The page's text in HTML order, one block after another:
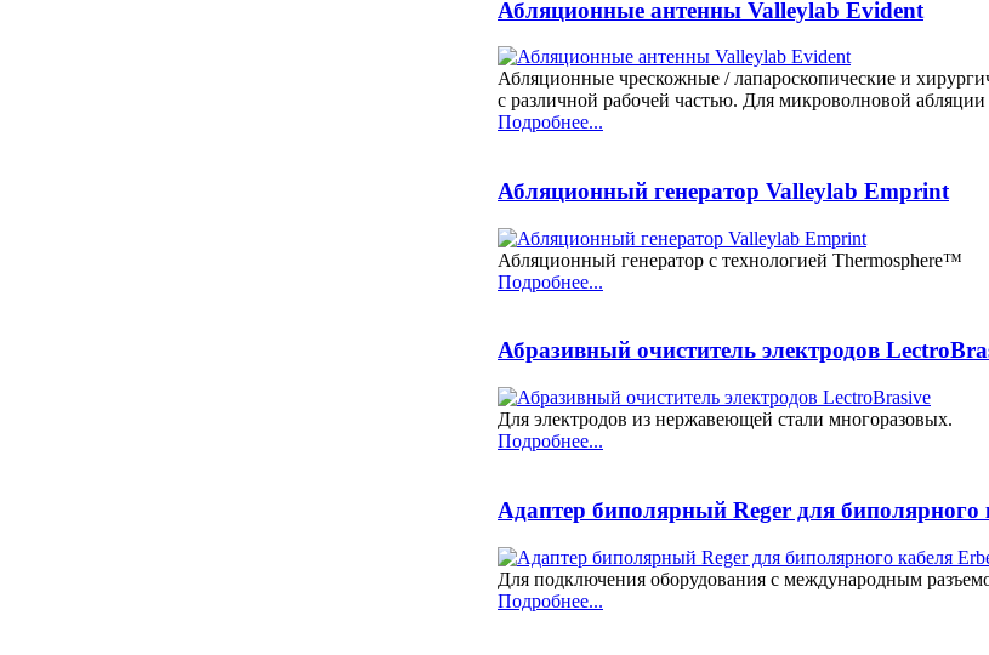
Абляционные антенны Valleylab Evident
Абляционные чрескожные / лапароскопические и
с различной рабочей частью. Для микроволновой
Подробнее...
Абляционный генератор Valleylab Emprint
Абляционный генератор с технологией Thermosphere™
Подробнее...
Абразивный очиститель электродов
Для электродов из нержавеющей стали многоразовых.
Подробнее...
Адаптер биполярный Reger для биполярного
Для подключения оборудования с международным
Подробнее...